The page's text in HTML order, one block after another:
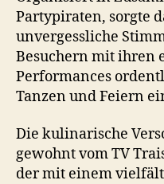
Partypiraten, sorgte
unvergessliche
Besuchern mit ihren
Performances
Tanzen und Feiern
Die kulinarische
gewohnt vom TV
der mit einem